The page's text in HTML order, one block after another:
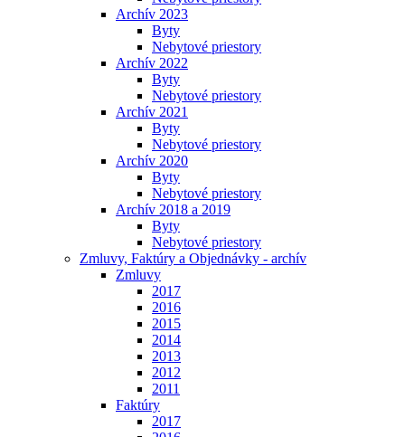
Archív 2023
Byty
Nebytové priestory
Archív 2022
Byty
Nebytové priestory
Archív 2021
Byty
Nebytové priestory
Archív 2020
Byty
Nebytové priestory
Archív 2018 a 2019
Byty
Nebytové priestory
Zmluvy, Faktúry a Objednávky - archív
Zmluvy
2017
2016
2015
2014
2013
2012
2011
Faktúry
2017